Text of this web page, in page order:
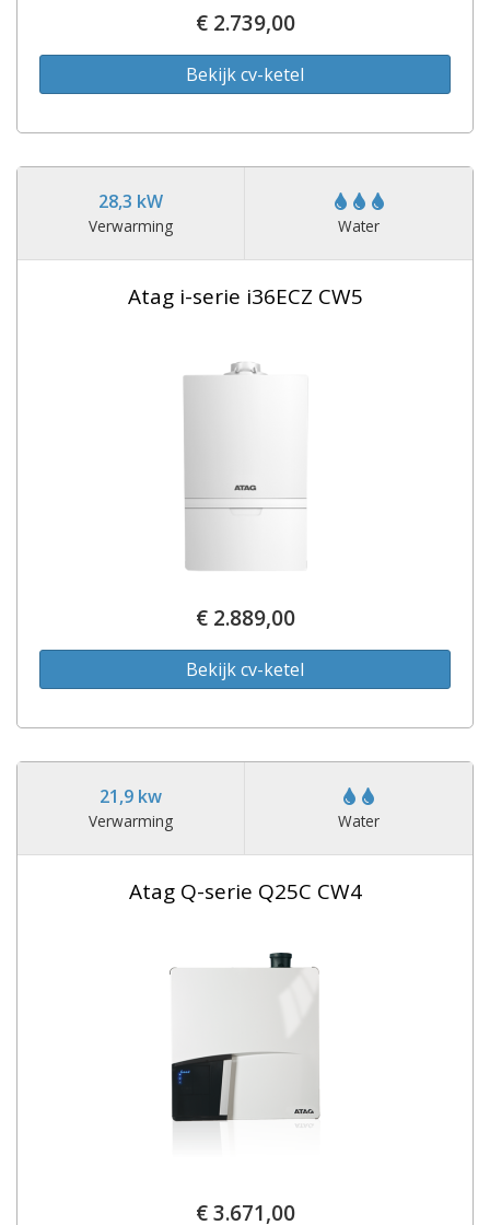
€ 2.739,00
Bekijk cv-ketel
28,3 kW
Verwarming Water
Atag i-serie i36ECZ CW5
€ 2.889,00
Bekijk cv-ketel
21,9 kw
Verwarming Water
Atag Q-serie Q25C CW4
€ 3.671,00